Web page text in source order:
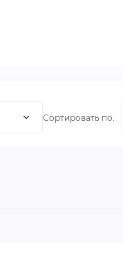
Сортировать по: